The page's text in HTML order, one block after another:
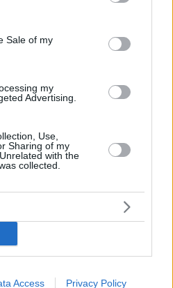
and its third-party tags to
purposes in below Google
Sale of my
my
Advertising.
Use,
Sharing of my
with the
collected.
Access Privacy Policy